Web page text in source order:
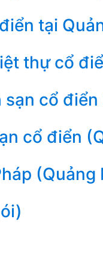
tại
thự cổ
cổ điển
cổ điển
(Quảng